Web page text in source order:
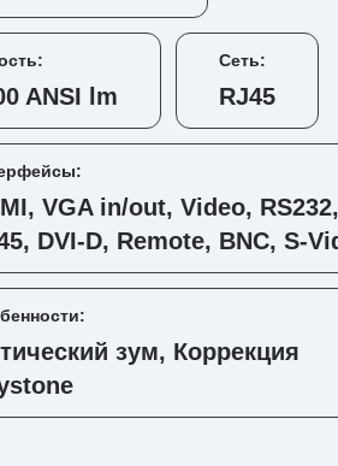
ANSI lm
Сеть:
RJ45
VGA in/out, Video, RS232,
DVI-D, Remote, BNC, S-
зум, Коррекция